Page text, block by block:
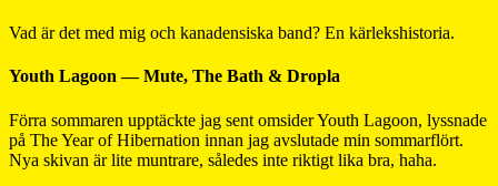
Vad är det med mig och kanadensiska band? En kärlekshistoria.
Youth Lagoon — Mute, The Bath & Dropla
Förra sommaren upptäckte jag sent omsider Youth Lagoon, lyssnade
på The Year of Hibernation innan jag avslutade min sommarflört.
Nya skivan är lite muntrare, således inte riktigt lika bra, haha.